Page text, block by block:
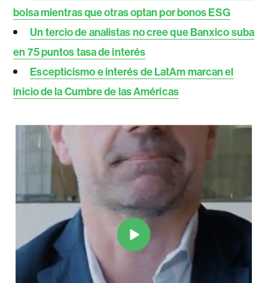
bolsa mientras que otras optan por bonos ESG
Un tercio de analistas no cree que Banxico suba
en 75 puntos tasa de interés
Escepticismo e interés de LatAm marcan el
inicio de la Cumbre de las Américas